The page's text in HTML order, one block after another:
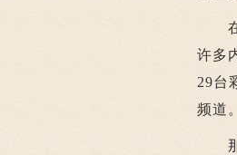
在
许多
29台
频道。
那